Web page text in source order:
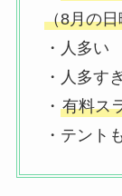
（8月の
・人多い
・人多す
・ 有料ス
・テント